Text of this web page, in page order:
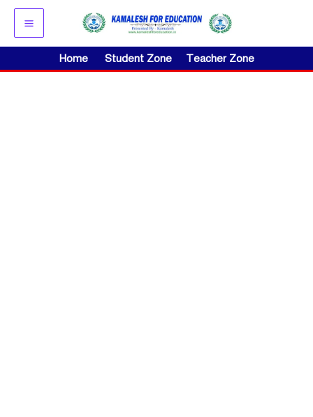
Skip
content
Home Student Zone Teacher Zone